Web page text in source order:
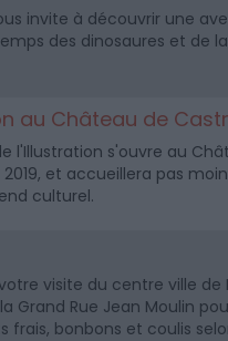
invite à découvrir une
des dinosaures et de
au Château de
l'Illustration s'ouvre au
et accueillera pas
culturel.
visite du centre ville de
Grand Rue Jean Moulin
bonbons et coulis